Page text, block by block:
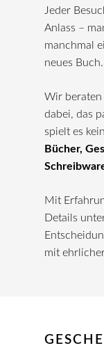
Jeder
Anlass –
manchmal
neues Buch.
Wir beraten
dabei, das
spielt es
Bücher,
Mit
Details
mit